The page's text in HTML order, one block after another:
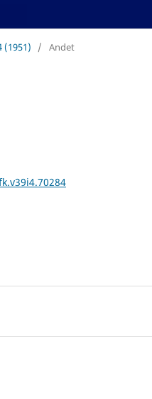
(1951) / Andet